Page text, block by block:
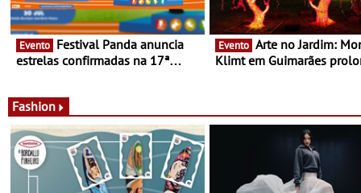
Evento
estrelas confirmadas na 17ª
Evento
Klimt em Guimarães
Fashion